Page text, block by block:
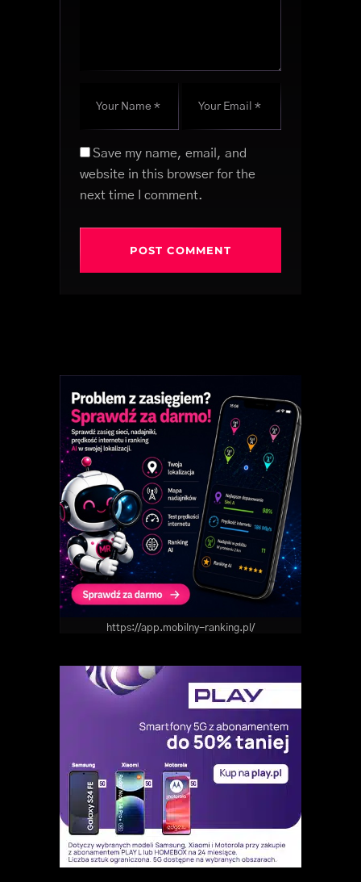
Save my name, email, and
website in this browser for the
next time I comment.
https://app.mobilny-ranking.pl/